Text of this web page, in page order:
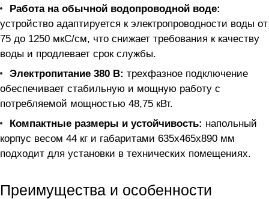
Работа на обычной водопроводной воде:
устройство адаптируется к электропроводности воды от
75 до 1250 мкС/см, что снижает требования к качеству
воды и продлевает срок службы.
Электропитание 380 В: трехфазное подключение
обеспечивает стабильную и мощную работу с
потребляемой мощностью 48,75 кВт.
Компактные размеры и устойчивость: напольный
корпус весом 44 кг и габаритами 635x465x890 мм
подходит для установки в технических помещениях.
Преимущества и особенности